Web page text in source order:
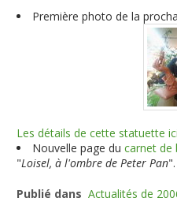
Première photo de la
Les détails de cette statuette
Nouvelle page ducarnet de
"Loisel, à l'ombre de Peter Pan".
Publié dans Actualités de